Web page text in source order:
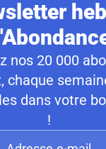
nos 20 000
chaque
dans votre
!